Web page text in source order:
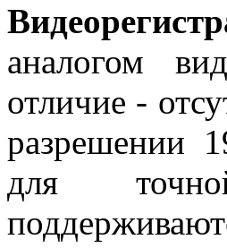
аналогом
отличие -
разрешении
для